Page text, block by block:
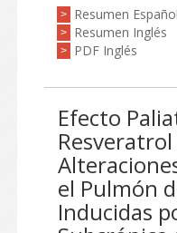
> Resumen Español
> Resumen Inglés
> PDF Inglés
Efecto
el Pulmón
Inducidas